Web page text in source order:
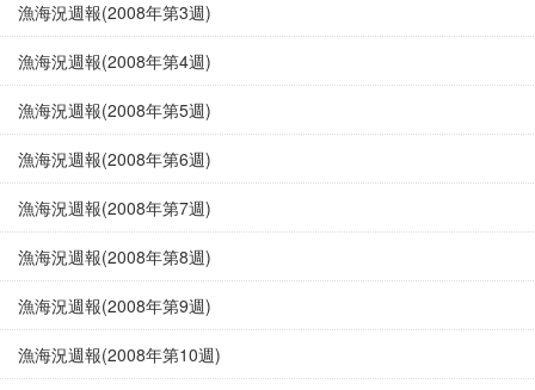
漁海況週報(2008年第3週)
漁海況週報(2008年第4週)
漁海況週報(2008年第5週)
漁海況週報(2008年第6週)
漁海況週報(2008年第7週)
漁海況週報(2008年第8週)
漁海況週報(2008年第9週)
漁海況週報(2008年第10週)